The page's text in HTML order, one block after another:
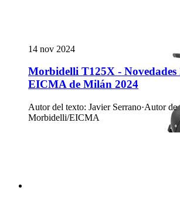
14 nov 2024
Morbidelli T125X - Novedades
EICMA de Milán 2024
Autor del texto: Javier Serrano·Autor de
Morbidelli/EICMA